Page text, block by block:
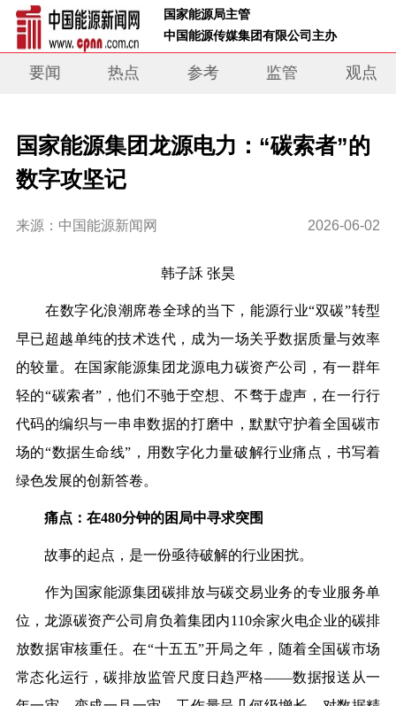
国家能源局主管
中国能源传媒集团有限公司主办
要闻 热点 参考 监管 观点
国家能源集团龙源电力：“碳索者”的
数字攻坚记
来源：中国能源新闻网 2026-06-02
韩子訸 张昊
在数字化浪潮席卷全球的当下，能源行业“双碳”转型
早已超越单纯的技术迭代，成为一场关乎数据质量与效率
的较量。在国家能源集团龙源电力碳资产公司，有一群年
轻的“碳索者”，他们不驰于空想、不骛于虚声，在一行行
代码的编织与一串串数据的打磨中，默默守护着全国碳市
场的“数据生命线”，用数字化力量破解行业痛点，书写着
绿色发展的创新答卷。
痛点：在480分钟的困局中寻求突围
故事的起点，是一份亟待破解的行业困扰。
作为国家能源集团碳排放与碳交易业务的专业服务单
位，龙源碳资产公司肩负着集团内110余家火电企业的碳排
放数据审核重任。在“十五五”开局之年，随着全国碳市场
常态化运行，碳排放监管尺度日趋严格——数据报送从一